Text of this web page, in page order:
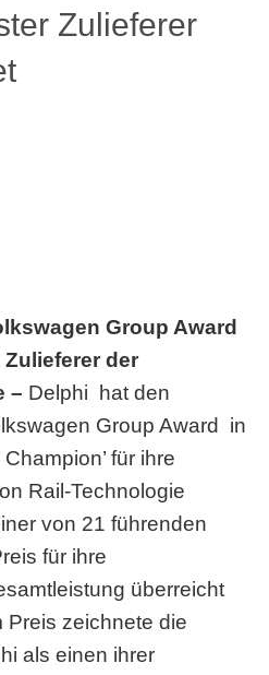
Zulieferer
Group Award
der
– Delphi hat den
Group Award in
für ihre
Rail-Technologie
von 21 führenden
für ihre
überreicht
Preis zeichnete die
als einen ihrer